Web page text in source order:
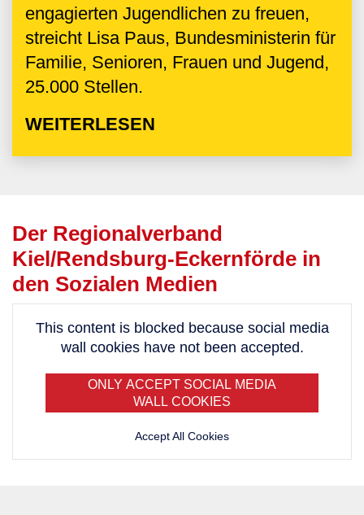
engagierten Jugendlichen zu freuen,
streicht Lisa Paus, Bundesministerin für
Familie, Senioren, Frauen und Jugend,
25.000 Stellen.
WEITERLESEN
Der Regionalverband
Kiel/Rendsburg-Eckernförde in
den Sozialen Medien
This content is blocked because social media
wall cookies have not been accepted.
ONLY ACCEPT SOCIAL MEDIA
WALL COOKIES
Accept All Cookies